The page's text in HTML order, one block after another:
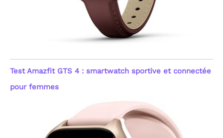
détaillée des phases de
sommeil : profond, léger,
REM (mouvements
oculaires rapides) et
moments d'éveil. Cette
connectée innove
également avec un
enregistrement de
Moyen, Élevé). Ces
indicateurs, couplés au
suivi du cycle menstruel,
Test Amazfit GTS 4 : smartwatch sportive et connectée
pour femmes